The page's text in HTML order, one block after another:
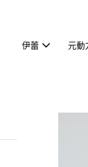
伊蕾 元動